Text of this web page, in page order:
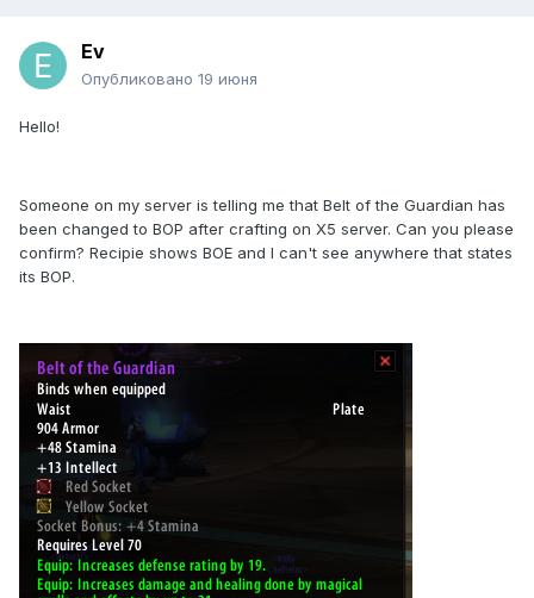
Ev
Опубликовано 19 июня
Hello!
Someone on my server is telling me that Belt of the Guardian has
been changed to BOP after crafting on X5 server. Can you please
confirm? Recipie shows BOE and I can't see anywhere that states
its BOP.